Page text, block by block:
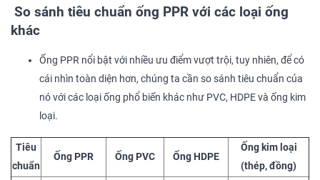
So sánh tiêu chuẩn ống PPR với các loại ống
khác
Ống PPR nổi bật với nhiều ưu điểm vượt trội, tuy nhiên, để có
cái nhìn toàn diện hơn, chúng ta cần so sánh tiêu chuẩn của
nó với các loại ống phổ biến khác như PVC, HDPE và ống kim
loại.
Tiêu
chuẩn
Ống PPR Ống PVC Ống HDPE
Ống kim loại
(thép, đồng)